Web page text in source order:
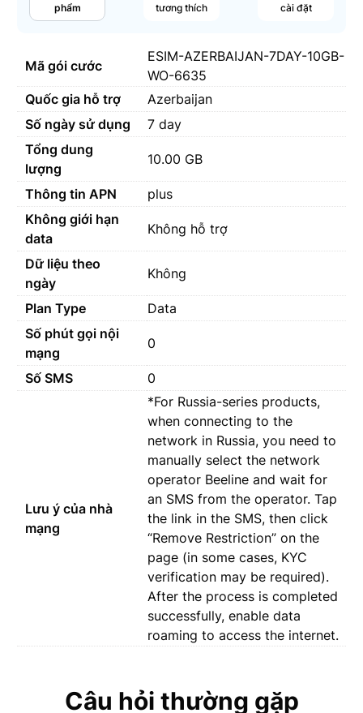
phẩm
tương thích
cài đặt
Mã gói cước
ESIM-AZERBAIJAN-7DAY-10GB-
WO-6635
Quốc gia hỗ trợ
Azerbaijan
Số ngày sử dụng
7 day
Tổng dung
lượng
10.00 GB
Thông tin APN
plus
Không giới hạn
data
Không hỗ trợ
Dữ liệu theo
ngày
Không
Plan Type
Data
Số phút gọi nội
mạng
0
Số SMS 0
Lưu ý của nhà
mạng
*For Russia-series products,
when connecting to the
network in Russia, you need to
manually select the network
operator Beeline and wait for
an SMS from the operator. Tap
the link in the SMS, then click
“Remove Restriction” on the
page (in some cases, KYC
verification may be required).
After the process is completed
successfully, enable data
roaming to access the internet.
Câu hỏi thường gặp